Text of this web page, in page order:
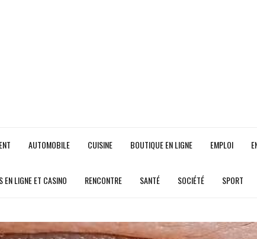
AUTOMOBILE CUISINE BOUTIQUE EN LIGNE EMPLOI
EN LIGNE ET CASINO RENCONTRE SANTÉ SOCIÉTÉ SPORT